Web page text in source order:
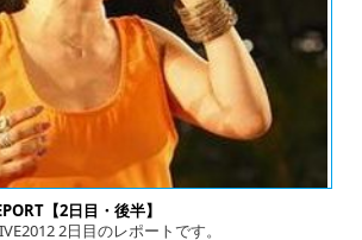
【2日目・後半】
2日目のレポートです。